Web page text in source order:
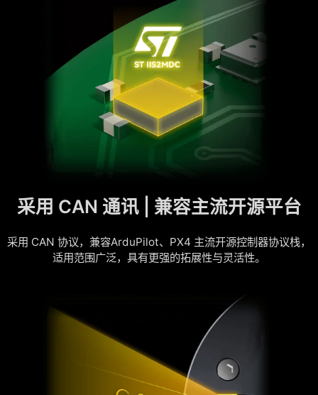
采用 CAN 通讯 | 兼容主流开源平台
采用 CAN 协议，兼容ArduPilot、PX4 主流开源控制器协议栈，
适用范围广泛，具有更强的拓展性与灵活性。